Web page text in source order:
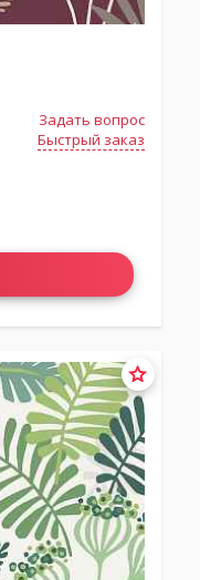
Задать вопрос
Быстрый заказ